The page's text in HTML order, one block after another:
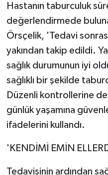
Hastanın taburculuk
değerlendirmede
Örsçelik, 'Tedavi
yakından takip edildi.
sağlık durumunun iyi
sağlıklı bir şekilde
Düzenli kontrollerine
günlük yaşamına
ifadelerini kullandı.
'KENDİMİ EMİN
Tedavisinin ardından